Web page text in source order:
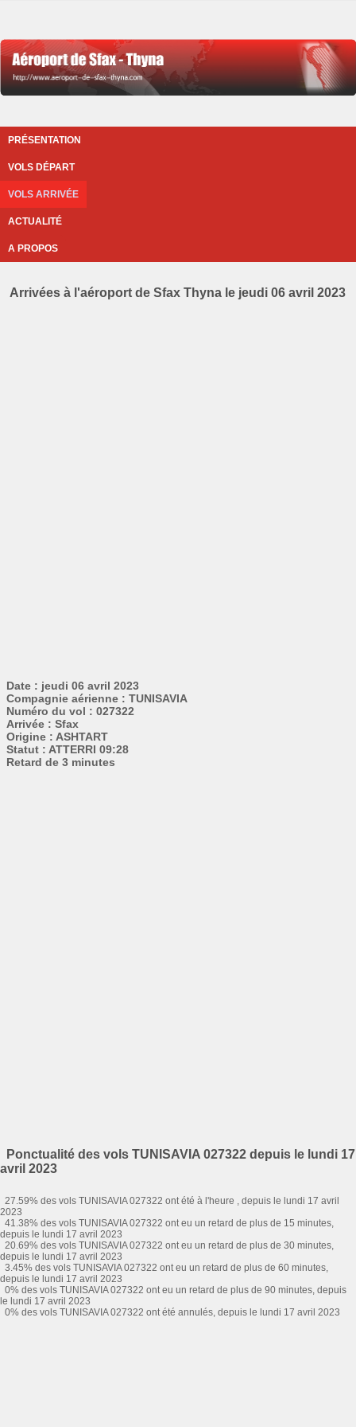
PRÉSENTATION
VOLS DÉPART
VOLS ARRIVÉE
ACTUALITÉ
A PROPOS
Arrivées à l'aéroport de Sfax Thyna le jeudi 06 avril 2023
Date : jeudi 06 avril 2023
Compagnie aérienne : TUNISAVIA
Numéro du vol : 027322
Arrivée : Sfax
Origine : ASHTART
Statut : ATTERRI 09:28
Retard de 3 minutes
Ponctualité des vols TUNISAVIA 027322 depuis le lundi 17
avril 2023
27.59% des vols TUNISAVIA 027322 ont été à l'heure , depuis le lundi 17 avril
2023
41.38% des vols TUNISAVIA 027322 ont eu un retard de plus de 15 minutes,
depuis le lundi 17 avril 2023
20.69% des vols TUNISAVIA 027322 ont eu un retard de plus de 30 minutes,
depuis le lundi 17 avril 2023
3.45% des vols TUNISAVIA 027322 ont eu un retard de plus de 60 minutes,
depuis le lundi 17 avril 2023
0% des vols TUNISAVIA 027322 ont eu un retard de plus de 90 minutes, depuis
le lundi 17 avril 2023
0% des vols TUNISAVIA 027322 ont été annulés, depuis le lundi 17 avril 2023